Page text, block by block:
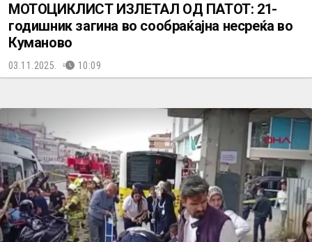
МОТОЦИКЛИСТ ИЗЛЕТАЛ ОД ПАТОТ: 21-
годишник загина во сообраќајна несреќа во
Куманово
03.11.2025. 10:09